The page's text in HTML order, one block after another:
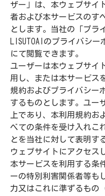
ザー」は、本ウェブサイ
者および本サービスのす
とします。当社の「プラ
LISUTOAIのプライバシ
にて閲覧できます。
ユーザーは本ウェブサイ
用し、または本サービス
規約およびプライバシー
するものとします。ユー
上であり、本利用規約お
べての条件を受け入れこ
とを当社に対して表明す
ウェブサイトにアクセス
本サービスを利用する条
ーの特別利害関係者等も
力又はこれに準ずるもの